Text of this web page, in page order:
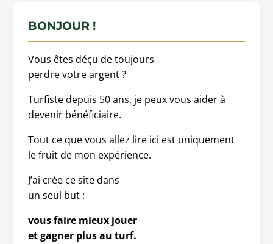
BONJOUR !
Vous êtes déçu de toujours
perdre votre argent ?
Turfiste depuis 50 ans, je peux vous aider à
devenir bénéficiaire.
Tout ce que vous allez lire ici est uniquement
le fruit de mon expérience.
J’ai crée ce site dans
un seul but :
vous faire mieux jouer
et gagner plus au turf.